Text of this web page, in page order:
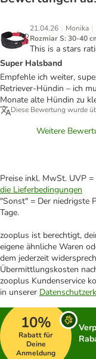
21.04.26 | Monika |
Rozmiar S: 30-40
This is a stars
Super Halsband
Empfehle ich weiter,
Retriever-Hündin – ich
Monate alte Hündin zu
Diese Bewertung wurde
Weitere
Preise inkl. MwSt. UVP
die Lieferbedingungen
"Sonst" = Der niedrigste
Tage.
zooplus ist berechtigt,
eigene ähnliche Waren
dem jederzeit
Übermittlungskosten
zooplus Kundenservice
in unserer
10%
Rabatt für
Deine
Anmeldung